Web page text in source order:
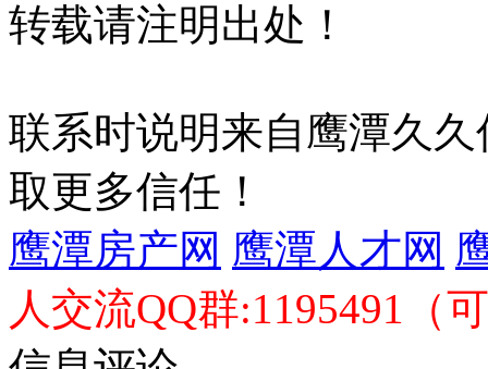
转载请注明出处！
联系时说明来自鹰潭久久
取更多信任！
鹰潭房产网 鹰潭人才网
人交流QQ群:1195491（